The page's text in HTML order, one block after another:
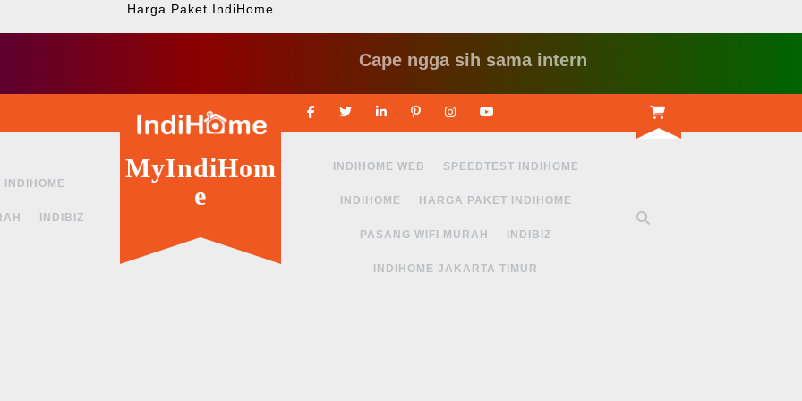
Harga Paket IndiHome
Cape ngga sih sama internet yang lambat gitu gitu aja
FacebookTwitter LinkedinPinterestInstagram
INDIHOME
INDIBIZ
MyIndiHom
e
INDIHOME WEB SPEEDTEST INDIHOME
INDIHOME HARGA PAKET INDIHOME
PASANG WIFI MURAH INDIBIZ
INDIHOME JAKARTA TIMUR